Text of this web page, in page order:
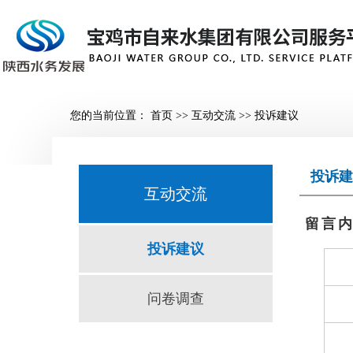
您的当前位置： 首页 >> 互动交流 >> 投诉建议
互动交流
投诉建议
问卷调查
投诉
留言